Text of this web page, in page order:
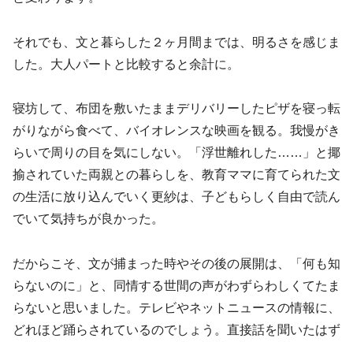
それでも、文と暮らした２ヶ月間までは、明るさを感じま
した。大人パートと比較すると余計に。
寝坊して、布団を敷いたままデリバリーしたピザを寝っ転
がりながら食べて、バイオレンスな映画を観る。我慢がき
らいで周りの目を気にしない。「浮世離れした……」と揶
揄されていた両親との暮らしを、教育ママに育てられた文
の生活に放り込んでいく更紗は、子どもらしく自由で読ん
でいて気持ちが良かった。
だからこそ、文が捕まった時やその後の展開は、「何も知
らないのに」と、同情する世間の声がわずらわしくてたま
らないと思いました。テレビやネットニュースの情報に、
どれほど踊らされているのでしょう。直接話を聞いたはず